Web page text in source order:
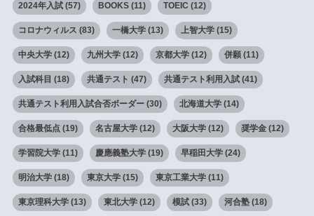
2024年入試(57) BOOKS(11) TOEIC (12)
コロナウィルス (83) 一橋大学(13) 上智大学(15)
中央大学(12) 九州大学(12) 京都大学(12) 併願(11)
入試科目 (18) 共通テスト (47) 共通テスト利用入試(41)
共通テスト利用入試合否ボーダー(30) 北海道大学(14)
合格最低点(19) 名古屋大学(12) 大阪大学(12) 奨学金(12)
学習院大学(11) 慶應義塾大学(19) 早稲田大学(24)
明治大学(18) 東京大学(15) 東京工業大学(11)
東京理科大学(13) 東北大学(12) 模試(33) 河合塾(18)